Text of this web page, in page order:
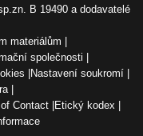
B 19490 a dodavatelé
materiálům
společnosti
Nastavení soukromí
Contact Etický kodex